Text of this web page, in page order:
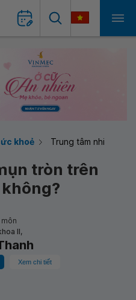
khoẻ Trung tâm nhi
tròn trên
II,
Xem chi tiết